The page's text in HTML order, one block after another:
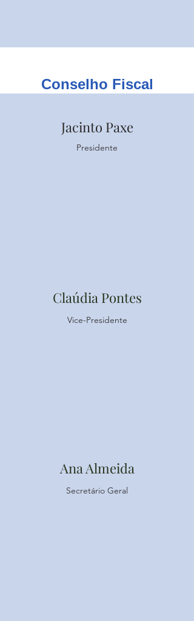
Conselho Fiscal
Jacinto Paxe
Presidente
Claúdia Pontes
Vice-Presidente
Ana Almeida
Secretário Geral